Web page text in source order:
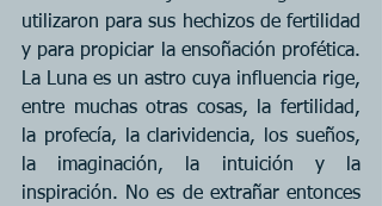
utilizaron para sus hechizos de fertilidad
y para propiciar la ensoñación profética.
La Luna es un astro cuya influencia rige,
entre muchas otras cosas, la fertilidad,
la profecía, la clarividencia, los sueños,
la imaginación, la intuición y la
inspiración. No es de extrañar entonces